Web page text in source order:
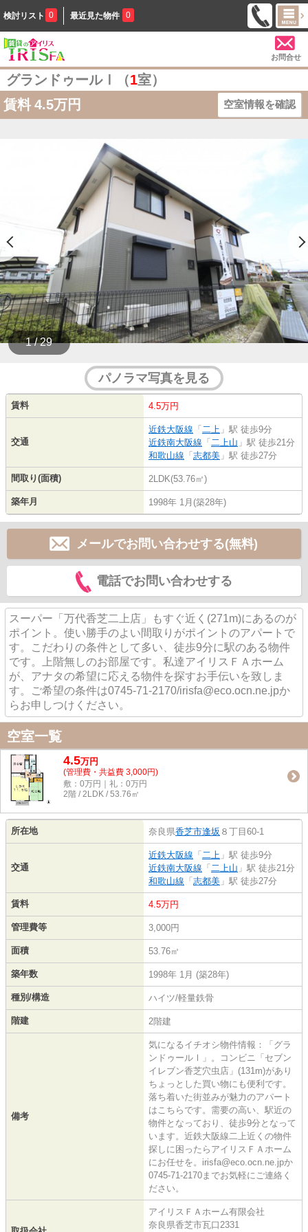
検討リスト 0 最近見た物件 0
お問合せ
グランドゥールⅠ（1室）
賃料 4.5万円 空室情報を確認
1 / 29
パノラマ写真を見る
賃料 4.5万円
交通
近鉄大阪線 「 二上 」駅 徒歩9分
近鉄南大阪線 「 二上山 」駅 徒歩21分
和歌山線 「 志都美 」駅 徒歩27分
間取り(面積) 2LDK(53.76㎡)
築年月 1998年 1月(築28年)
メールでお問い合わせする(無料)
電話でお問い合わせする
スーパー「万代香芝二上店」もすぐ近く(271m)にあるのが
ポイント。使い勝手のよい間取りがポイントのアパートで
す。こだわりの条件として多い、徒歩9分に駅のある物件
です。上階無しのお部屋です。私達アイリスＦＡホーム
が、アナタの希望に応える物件を探すお手伝いを致しま
す。ご希望の条件は0745-71-2170/irisfa@eco.ocn.ne.jpか
らお申しつけください。
空室一覧
4.5万円
(管理費・共益費 3,000円)
敷：0万円｜礼：0万円
2階 / 2LDK / 53.76㎡
所在地 奈良県香芝市逢坂 ８丁目60-1
交通
近鉄大阪線 「 二上 」駅 徒歩9分
近鉄南大阪線 「 二上山 」駅 徒歩21分
和歌山線 「 志都美 」駅 徒歩27分
賃料 4.5万円
管理費等 3,000円
面積 53.76㎡
築年数 1998年 1月 (築28年)
種別/構造 ハイツ/軽量鉄骨
階建 2階建
備考
気になるイチオシ物件情報：「グラ
ンドゥールⅠ」。コンビニ「セブン
イレブン香芝穴虫店」(131m)があり
ちょっとした買い物にも便利です。
落ち着いた街並みが魅力のアパート
はこちらです。需要の高い、駅近の
物件となっており、徒歩9分となって
います。近鉄大阪線二上近くの物件
探しに困ったらアイリスＦＡホーム
にお任せを。irisfa@eco.ocn.ne.jpか
0745-71-2170までお気軽にご連絡く
ださい。
アイリスＦＡホーム有限会社
奈良県香芝市瓦口2331